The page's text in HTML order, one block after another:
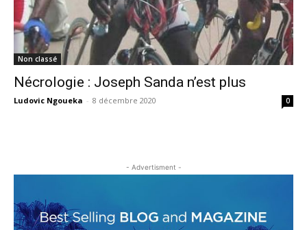
Non classé
Nécrologie : Joseph Sanda n’est plus
Ludovic Ngoueka - 8 décembre 2020 0
- Advertisment -